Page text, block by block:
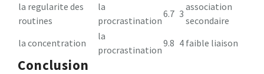
la regularite des
routines
la
procrastination
6.7 3
association
secondaire
la concentration
la
procrastination
9.8 4 faible liaison
Conclusion